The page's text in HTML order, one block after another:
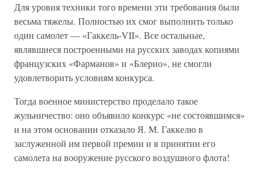
Для уровня техники того времени эти требования были
весьма тяжелы. Полностью их смог выполнить только
один самолет — «Гаккель-VII». Все остальные,
являвшиеся построенными на русских заводах копиями
французских «Фарманов» и «Блерио», не смогли
удовлетворить условиям конкурса.
Тогда военное министерство проделало такое
жульничество: оно объявило конкурс «не состоявшимся»
и на этом основании отказало Я. М. Гаккелю в
заслуженной им первой премии и в принятии его
самолета на вооружение русского воздушного флота!